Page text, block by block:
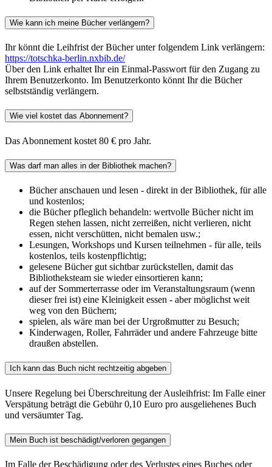
Wie kann ich meine Bücher verlängern?
Ihr könnt die Leihfrist der Bücher unter folgendem Link verlängern:
https://totschka-berlin.nxbib.de/
Über den Link erhaltet Ihr ein Einmal-Passwort für den Zugang zu
Ihrem Benutzerkonto. Im Benutzerkonto könnt Ihr die Bücher
selbstständig verlängern.
Wie viel kostet das Abonnement?
Das Abonnement kostet 80 € pro Jahr.
Was darf man alles in der Bibliothek machen?
Bücher anschauen und lesen - direkt in der Bibliothek, für alle
und kostenlos;
die Bücher pfleglich behandeln: wertvolle Bücher nicht im
Regen stehen lassen, nicht zerreißen, nicht verlieren, nicht
essen, nicht verschütten, nicht bemalen usw.;
Lesungen, Workshops und Kursen teilnehmen - für alle, teils
kostenlos, teils kostenpflichtig;
gelesene Bücher gut sichtbar zurückstellen, damit das
Bibliotheksteam sie wieder einsortieren kann;
auf der Sommerterrasse oder im Veranstaltungsraum (wenn
dieser frei ist) eine Kleinigkeit essen - aber möglichst weit
weg von den Büchern;
spielen, als wäre man bei der Urgroßmutter zu Besuch;
Kinderwagen, Roller, Fahrräder und andere Fahrzeuge bitte
draußen abstellen.
Ich kann das Buch nicht rechtzeitig abgeben
Unsere Regelung bei Überschreitung der Ausleihfrist: Im Falle einer
Verspätung beträgt die Gebühr 0,10 Euro pro ausgeliehenes Buch
und versäumter Tag.
Mein Buch ist beschädigt/verloren gegangen
Im Falle der Beschädigung oder des Verlustes eines Buches oder